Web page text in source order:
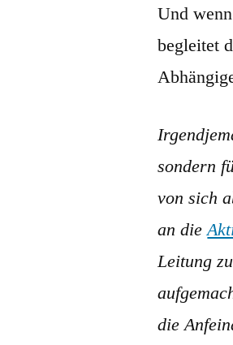
Und
begleitet
sondern
von sich
an die
Leitung
die